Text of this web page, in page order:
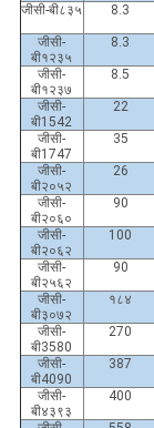
जीसी-बी८३५ 8.3
जीसी-
बी१२३५
8.3
जीसी-
बी१२३७
8.5
जीसी-
बी1542
22
जीसी-
बी1747
35
जीसी-
बी२०५२
26
जीसी-
बी२०६०
90
जीसी-
बी२०६२
100
जीसी-
बी२५६२
90
जीसी-
बी३०७२
१८४
जीसी-
बी3580
270
जीसी-
बी4090
387
जीसी-
बी४३९३
400